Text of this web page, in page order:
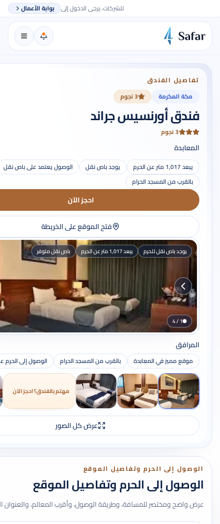
للشركات، يرجى الدخول إلى بوابة الأعمال
تفاصيل الفندق
مكة المكرمة
3 نجوم
فندق أورنسيس جراند
3 نجوم
المعابدة
يبعد 1,017 متر عن الحرم يوجد باص نقل
الوصول يعتمد على باص نقل
بالقرب من المسجد الحرام
احجز الآن
فتح الموقع على الخريطة
يوجد باص نقل للحرم يبعد 1,017 متر عن الحرم باص نقل متوفر
1 / 4
المرافق
موقع مميز في المعابدة بالقرب من المسجد الحرام الوصول إلى الحرم
مهتم بالفندق؟ احجز الآن
عرض كل الصور
الوصول إلى الحرم وتفاصيل الموقع
الوصول إلى الحرم وتفاصيل الموقع
عرض واضح ومختصر للمسافة، وطريقة الوصول، وأقرب المعالم، والعنوان